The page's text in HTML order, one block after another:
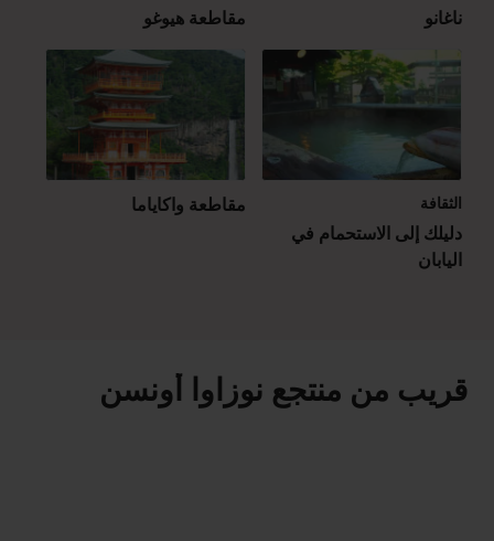
ناغانو مقاطعة هيوغو
الثقافة
دليلك إلى الاستحمام في
اليابان
مقاطعة واكاياما
قريب من منتجع نوزاوا أونسن